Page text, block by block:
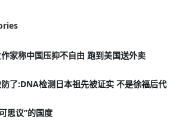
家称中国压抑不自由 跑到美国送外卖
了:DNA检测日本祖先被证实 不是徐福后代
思议”的国度